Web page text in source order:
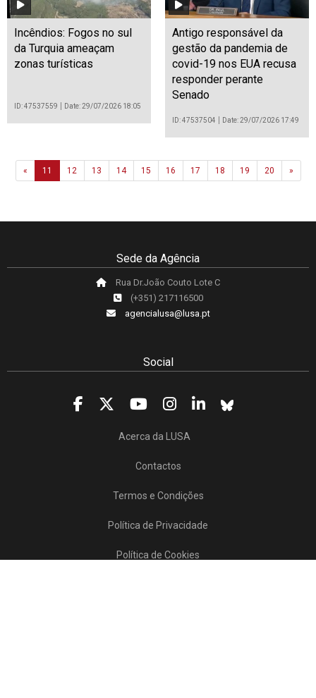
Incêndios: Fogos no sul
da Turquia ameaçam
zonas turísticas
ID: 47537559 Date: 29/07/2026 18:05
Antigo responsável da
gestão da pandemia de
covid-19 nos EUA recusa
responder perante
Senado
ID: 47537504 Date: 29/07/2026 17:49
«Previous
11 12 13 14 15 16 17 18 19 20 »Next
Sede da Agência
Rua Dr.João Couto Lote C
(+351) 217116500
agencialusa@lusa.pt
Social
Acerca da LUSA
Contactos
Termos e Condições
Política de Privacidade
Política de Cookies